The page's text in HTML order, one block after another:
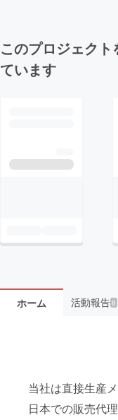
このプロジェク
ています
ホーム 活動報告8
当社は直接生産
日本での販売代